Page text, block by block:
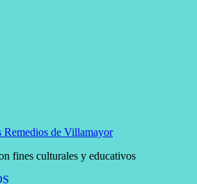
de Villamayor
fines culturales y educativos